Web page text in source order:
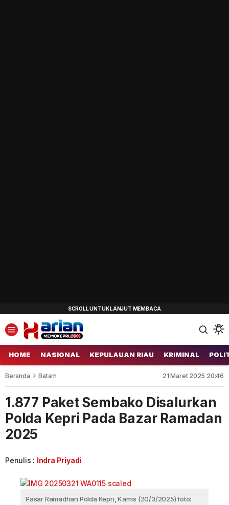
HOME NASIONAL KEPULAUAN RIAU KRIMINAL
Beranda Batam 21 Maret 2025 20:46
1.877 Paket Sembako Disalurkan
Polda Kepri Pada Bazar Ramadan
2025
Penulis : Indra Priyadi
Pasar Ramadhan Polda Kepri, Kamis (20/3/2025) foto: